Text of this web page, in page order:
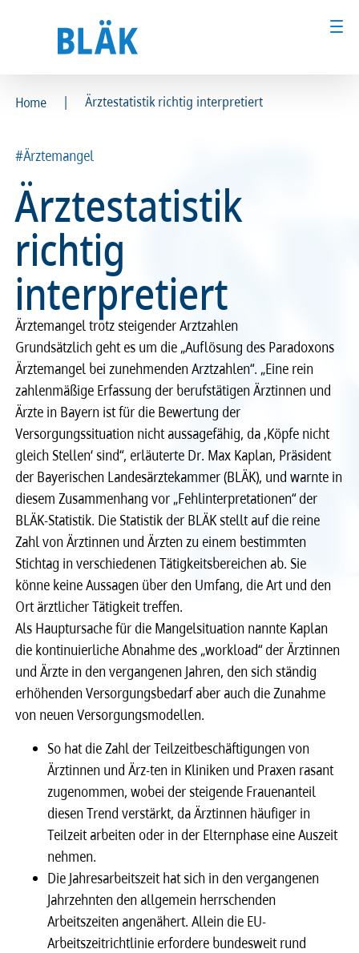
MFA & Fachpersonal
Patientinnen und Patienten
Kammer & Politik
Presse
Karriere
Recht
Service & Kontakt
meineBLÄK
MFA & Fachpersonal
Patientinnen und Patienten
Kammer & Politik
Presse
Karriere
Recht
Service & Kontakt
meineBLÄK
Home | Ärztestatistik richtig interpretiert
#Ärztemangel
Ärztestatistik
richtig
interpretiert
Ärztemangel trotz steigender Arztzahlen
Grundsätzlich geht es um die „Auflösung des Paradoxons
Ärztemangel bei zunehmenden Arztzahlen“. „Eine rein
zahlenmäßige Erfassung der berufstätigen Ärztinnen und
Ärzte in Bayern ist für die Bewertung der
Versorgungssituation nicht aussagefähig, da ‚Köpfe nicht
gleich Stellen‘ sind“, erläuterte Dr. Max Kaplan, Präsident
der Bayerischen Landesärztekammer (BLÄK), und warnte in
diesem Zusammenhang vor „Fehlinterpretationen“ der
BLÄK-Statistik. Die Statistik der BLÄK stellt auf die reine
Zahl von Ärztinnen und Ärzten zu einem bestimmten
Stichtag in verschiedenen Tätigkeitsbereichen ab. Sie
könne keine Aussagen über den Umfang, die Art und den
Ort ärztlicher Tätigkeit treffen.
Als Hauptursache für die Mangelsituation nannte Kaplan
die kontinuierliche Abnahme des „workload“ der Ärztinnen
und Ärzte in den vergangenen Jahren, den sich ständig
erhöhenden Versorgungsbedarf aber auch die Zunahme
von neuen Versorgungsmodellen.
So hat die Zahl der Teilzeitbeschäftigungen von
Ärztinnen und Ärz-ten in Kliniken und Praxen rasant
zugenommen, wobei der steigende Frauenanteil
diesen Trend verstärkt, da Ärztinnen häufiger in
Teilzeit arbeiten oder in der Elternphase eine Auszeit
nehmen.
Die Jahresarbeitszeit hat sich in den vergangenen
Jahrzehnten den allgemein herrschenden
Arbeitszeiten angenähert. Allein die EU-
Arbeitszeitrichtlinie erfordere bundesweit rund